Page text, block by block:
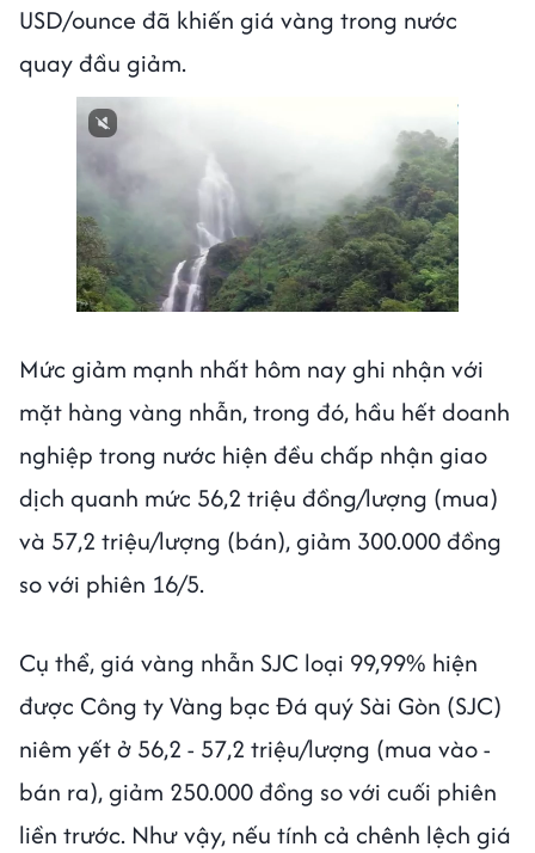
USD/ounce đã khiến giá vàng trong nước
quay đầu giảm.
Mức giảm mạnh nhất hôm nay ghi nhận với
mặt hàng vàng nhẫn, trong đó, hầu hết doanh
nghiệp trong nước hiện đều chấp nhận giao
dịch quanh mức 56,2 triệu đồng/lượng (mua)
và 57,2 triệu/lượng (bán), giảm 300.000 đồng
so với phiên 16/5.
Cụ thể, giá vàng nhẫn SJC loại 99,99% hiện
được Công ty Vàng bạc Đá quý Sài Gòn (SJC)
niêm yết ở 56,2 - 57,2 triệu/lượng (mua vào -
bán ra), giảm 250.000 đồng so với cuối phiên
liền trước. Như vậy, nếu tính cả chênh lệch giá